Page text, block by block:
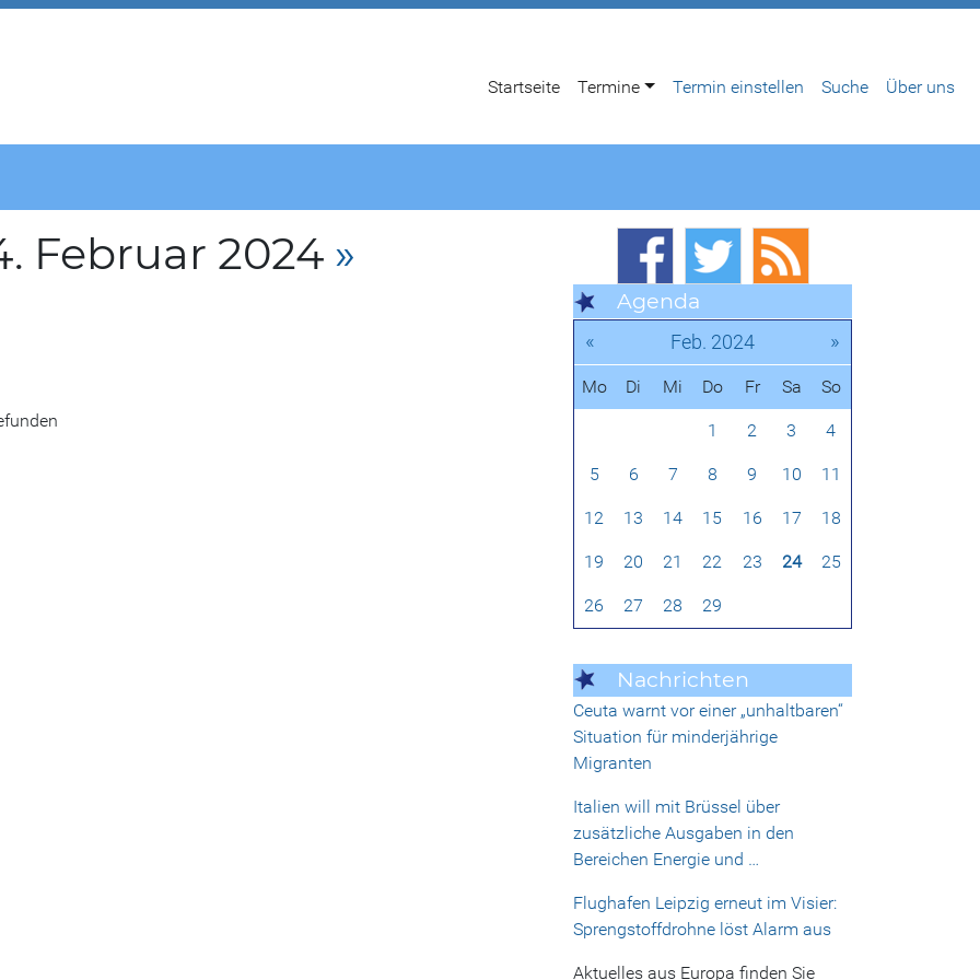
Startseite Termine Termin einstellen Suche Über uns
Februar 2024 »
Agenda
« Feb. 2024 »
Mo Di Mi Do Fr Sa So
1 2 3 4
5 6 7 8 9 10 11
12 13 14 15 16 17 18
19 20 21 22 23 24 25
26 27 28 29
Nachrichten
Ceuta warnt vor einer „unhaltbaren“
Situation für minderjährige
Migranten
Italien will mit Brüssel über
zusätzliche Ausgaben in den
Bereichen Energie und …
Flughafen Leipzig erneut im Visier:
Sprengstoffdrohne löst Alarm aus
Aktuelles aus Europa finden Sie